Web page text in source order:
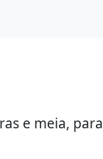
e meia,